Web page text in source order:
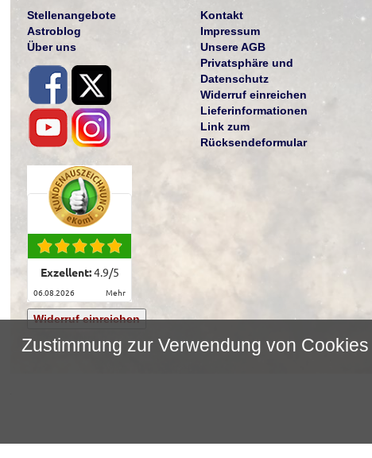
Stellenangebote
Astroblog
Über uns
Exzellent:4.9/5
06.08.2026 mehr
Widerruf einreichen
Kontakt
Impressum
Unsere AGB
Privatsphäre und
Datenschutz
Widerruf einreichen
Lieferinformationen
Link zum
Rücksendeformular
Zustimmung zur Verwendung von Cookies